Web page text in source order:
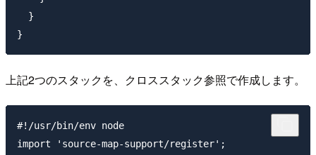
  }
上記2つのスタックを、クロススタック参照で作成します。
#!/usr/bin/env node
import 'source-map-support/register';